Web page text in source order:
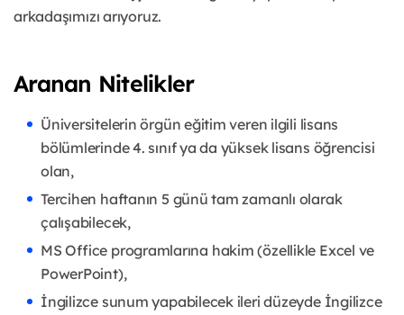
arkadaşımızı arıyoruz.
Aranan Nitelikler
Üniversitelerin örgün eğitim veren ilgili lisans
bölümlerinde 4. sınıf ya da yüksek lisans öğrencisi
olan,
Tercihen haftanın 5 günü tam zamanlı olarak
çalışabilecek,
MS Office programlarına hakim (özellikle Excel ve
PowerPoint),
İngilizce sunum yapabilecek ileri düzeyde İngilizce